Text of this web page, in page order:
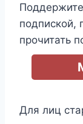
подпиской,
прочитать
Для лиц